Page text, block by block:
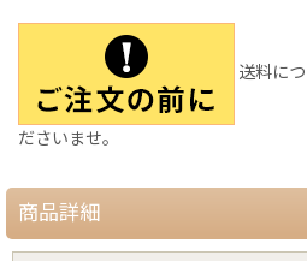
送料に
ださいませ。
商品詳細